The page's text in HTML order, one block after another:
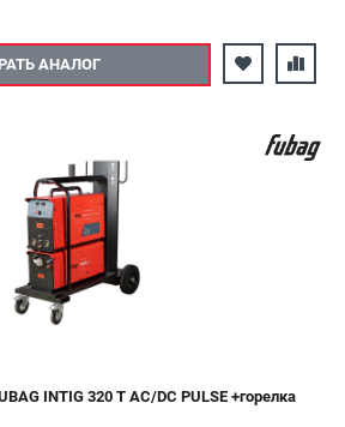
АНАЛОГ
INTIG 320 T AC/DC PULSE +горелка